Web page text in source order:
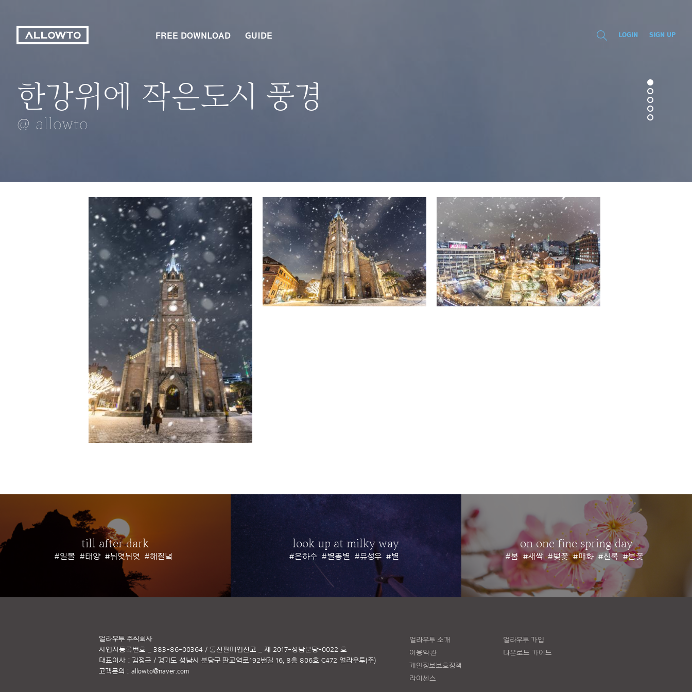
FREE DOWNLOAD GUIDE LOGIN SIGN UP
한강위에 작은도시 풍경
@ allowto
물잔
@ allowto
조용한 미술관
@ allowto
63빌딩과 야경
@ allowto
광케이블
@ allowto
till after dark
#일몰 #태양 #뉘엿뉘엿 #해질녘
look up at milky way
#은하수 #별똥별 #유성우 #별
on one fine spring day
#봄 #새싹 #벚꽃 #매화 #신록 #봄꽃
얼라우투 소개
이용약관
개인정보보호정책
라이센스
얼라우투 가입
다운로드 가이드
얼라우투 주식회사
사업자등록번호 _ 383-86-00364 / 통신판매업신고 _ 제 2017-성남분당-0022 호
대표이사 : 김정근 / 경기도 성남시 분당구 판교역로192번길 16, 8층 806호 C472 얼라우투(주)
고객문의 : allowto@naver.com